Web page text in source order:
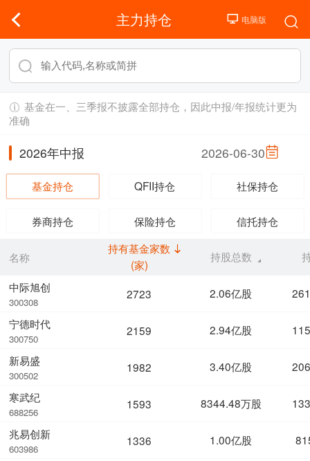
主力持仓
基金在一、三季报不披露全部持仓，因此中报/年报统计更为
准确
2026年中报 2026-06-30
基金持仓 QFII持仓 社保持仓
券商持仓 保险持仓 信托持仓
名称
中际旭创
300308
宁德时代
300750
新易盛
300502
寒武纪
688256
兆易创新
603986
持有基金家数
(家)
持股总数
2723 2.06亿股
2159 2.94亿股
1982 3.40亿股
1593 8344.48万股
1336 1.00亿股